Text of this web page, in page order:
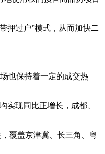
押过户”模式，从而加快二
也保持着一定的成交热
现同比正增长，成都、
覆盖京津冀、长三角、粤